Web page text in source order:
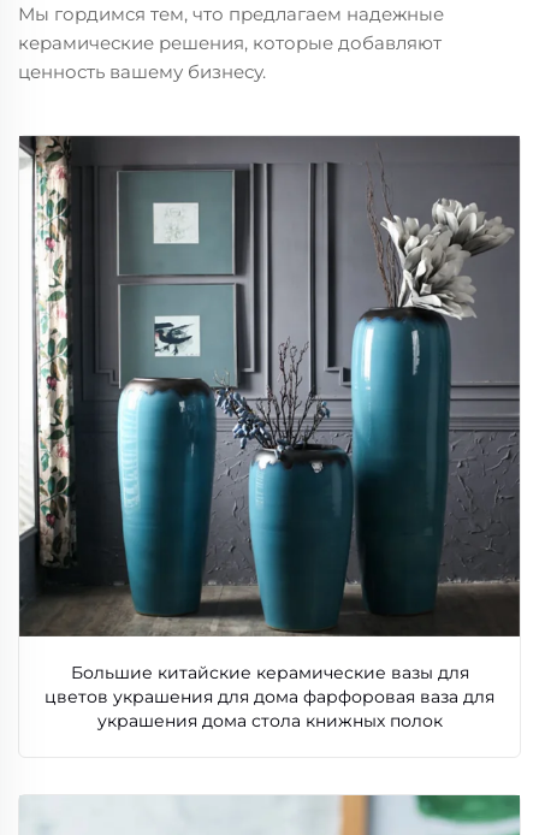
Мы гордимся тем, что предлагаем надежные
керамические решения, которые добавляют
ценность вашему бизнесу.
Большие китайские керамические вазы для
цветов украшения для дома фарфоровая ваза для
украшения дома стола книжных полок